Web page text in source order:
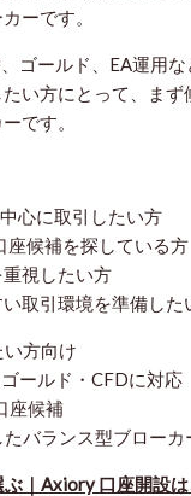
ーです。
ゴールド、EA運用
い方にとって、まず
です。
心に取引したい方
座候補を探している方
重視したい方
い取引環境を準備した
い方向け
ールド・CFDに対応
座候補
バランス型ブローカ
｜Axiory 口座開設は